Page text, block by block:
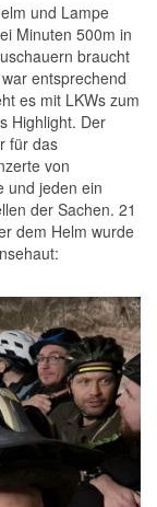
und Lampe
Minuten 500m in
braucht
entsprechend
es mit LKWs zum
Highlight. Der
für das
von
und jeden ein
der Sachen. 21
dem Helm wurde